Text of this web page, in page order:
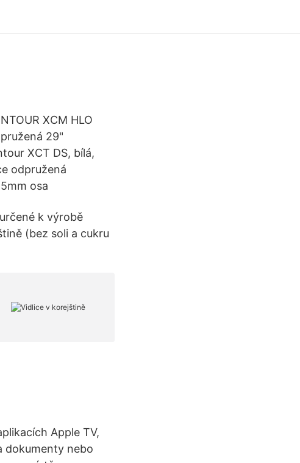
XCM HLO
29"
XCT DS, bílá,
odpružená
osa
k výrobě
(bez soli a cukru
Apple TV,
dokumenty nebo